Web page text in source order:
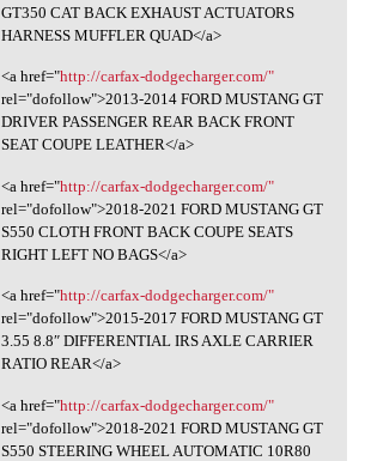
GT350 CAT BACK EXHAUST ACTUATORS
HARNESS MUFFLER QUAD</a>
<a href="http://carfax-dodgecharger.com/"
rel="dofollow">2013-2014 FORD MUSTANG GT
DRIVER PASSENGER REAR BACK FRONT
SEAT COUPE LEATHER</a>
<a href="http://carfax-dodgecharger.com/"
rel="dofollow">2018-2021 FORD MUSTANG GT
S550 CLOTH FRONT BACK COUPE SEATS
RIGHT LEFT NO BAGS</a>
<a href="http://carfax-dodgecharger.com/"
rel="dofollow">2015-2017 FORD MUSTANG GT
3.55 8.8″ DIFFERENTIAL IRS AXLE CARRIER
RATIO REAR</a>
<a href="http://carfax-dodgecharger.com/"
rel="dofollow">2018-2021 FORD MUSTANG GT
S550 STEERING WHEEL AUTOMATIC 10R80